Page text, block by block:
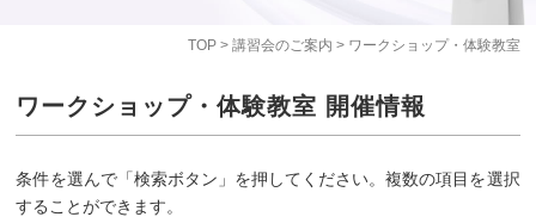
TOP> 講習会のご案内 > ワークショップ・体験教室
ワークショップ・体験教室 開催情報
条件を選んで「検索ボタン」を押してください。複数の項目を選択
することができます。